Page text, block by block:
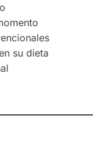
su dieta